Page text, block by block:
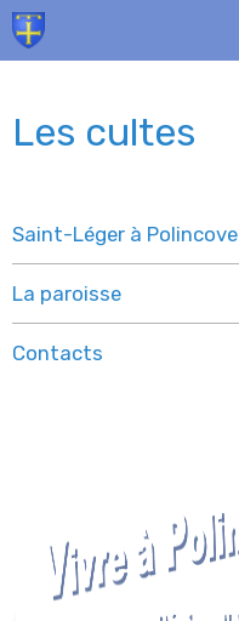
Les cultes
Saint-Léger à Polincove
La paroisse
Contacts